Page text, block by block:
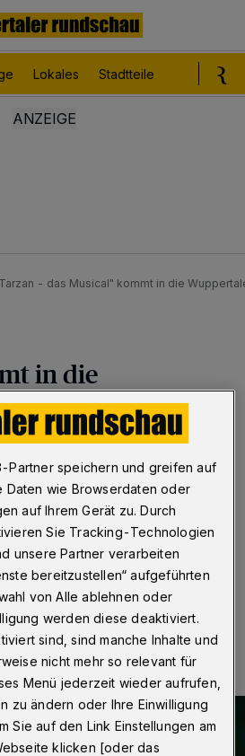
Lokales Stadtteile
- das Musical" kommt in die
in die
Stadthalle
um 16 Uhr mit „Tarzan – das
Stadthalle in Wuppertal.
von Edgar Rice Burroughs wird
für die ganze Familie auf die
Eine Minute Lesezeit
-Partner speichern und greifen auf
wie Browserdaten oder
auf Ihrem Gerät zu. Durch
Sie Tracking-Technologien
unsere Partner verarbeiten
bereitzustellen“ aufgeführten
von Alle ablehnen oder
werden diese deaktiviert.
sind, sind manche Inhalte und
nicht mehr so relevant für
Menü jederzeit wieder aufrufen,
zu ändern oder Ihre Einwilligung
Sie auf den Link Einstellungen am
klicken [oder das